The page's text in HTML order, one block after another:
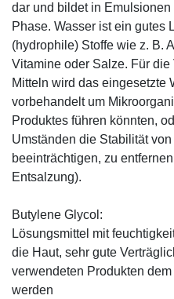
dar und bildet in
Phase. Wasser ist ein gutes
(hydrophile) Stoffe wie z. B.
Vitamine oder Salze. Für
Mitteln wird das eingesetzte
vorbehandelt um
Produktes führen könnten,
Umständen die Stabilität
beeinträchtigen, zu
Entsalzung).
Butylene Glycol:
Lösungsmittel mit
die Haut, sehr gute
verwendeten Produkten
werden